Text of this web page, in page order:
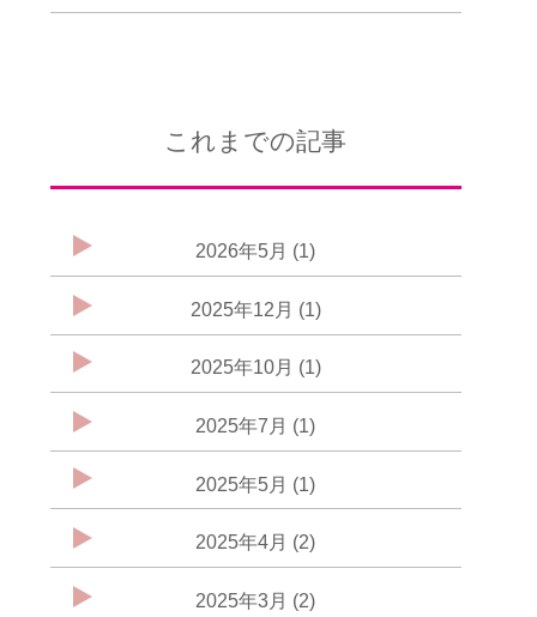
これまでの記事
2026年5月 (1)
2025年12月 (1)
2025年10月 (1)
2025年7月 (1)
2025年5月 (1)
2025年4月 (2)
2025年3月 (2)